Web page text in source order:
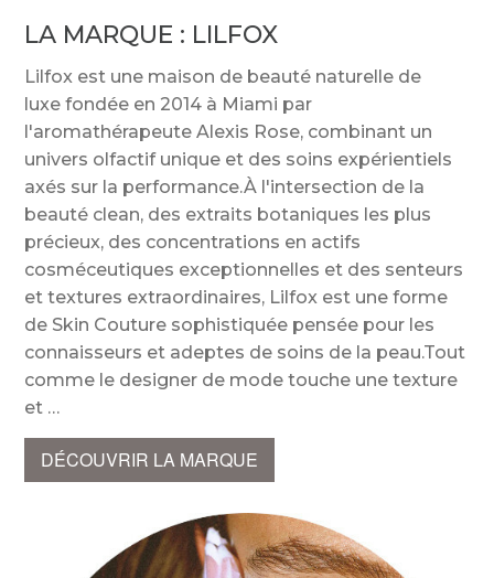
LA MARQUE : LILFOX
Lilfox est une maison de beauté naturelle de
luxe fondée en 2014 à Miami par
l'aromathérapeute Alexis Rose, combinant un
univers olfactif unique et des soins expérientiels
axés sur la performance.À l'intersection de la
beauté clean, des extraits botaniques les plus
précieux, des concentrations en actifs
cosméceutiques exceptionnelles et des senteurs
et textures extraordinaires, Lilfox est une forme
de Skin Couture sophistiquée pensée pour les
connaisseurs et adeptes de soins de la peau.Tout
comme le designer de mode touche une texture
et
DÉCOUVRIR LA MARQUE